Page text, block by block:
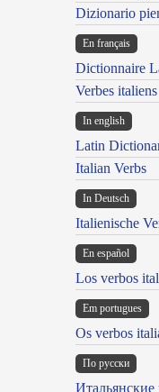
Dizionario
En français
Dictionnaire
Verbes italiens
In english
Latin
Italian Verbs
In Deutsch
Italienische
En español
Los verbos
Em portugues
Os verbos
По русски
Итальянские